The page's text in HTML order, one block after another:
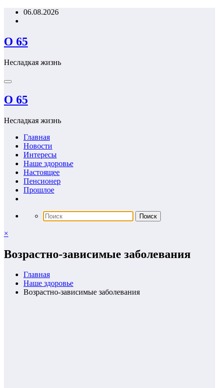
Перейти06.08.2026
О 65
Несладкая жизнь
О 65
Несладкая жизнь
Главная
Новости
Интересы
Наше здоровье
Настоящее
Пенсионер
Прошлое
×
Возрастно-зависимые заболевания
Главная
Наше здоровье
Возрастно-зависимые заболевания